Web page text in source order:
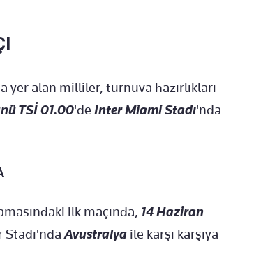
yer alan milliler, turnuva hazırlıkları
TSİ 01.00'de Inter Miami Stadı'nda
ilk maçında, 14 Haziran
Stadı'ndaAvustralya ile karşı karşıya